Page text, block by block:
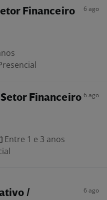
Financeiro 6 ago
Financeiro 6 ago
Entre 1 e 3 anos
/
6 ago